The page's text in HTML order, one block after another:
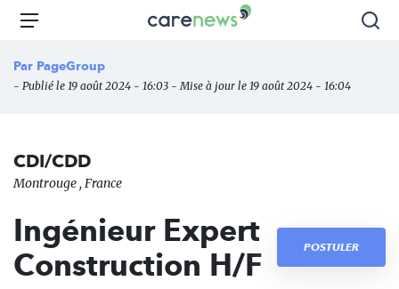
Aller
principal
Carenews,
des
Menu
Par PageGroup
- Publié le 19 août 2024 - 16:03 - Mise à jour le 19 août 2024 - 16:04
CDI/CDD
Montrouge , France
Ingénieur Expert
Construction H/F
POSTULER